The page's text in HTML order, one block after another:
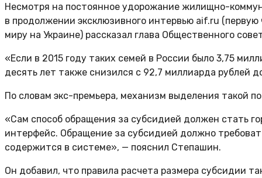
Несмотря на постоянное удорожание жилищно-
в продолжении эксклюзивного интервью aif.ru
миру на Украине) рассказал глава Общественного
«Если в 2015 году таких семей в России было 3,75
десять лет также снизился с 92,7 миллиарда рублей
По словам экс-премьера, механизм выделения такой
«Сам способ обращения за субсидией должен стать
интерфейс. Обращение за субсидией должно
содержится в системе», — пояснил Степашин.
Он добавил, что правила расчета размера субсидии